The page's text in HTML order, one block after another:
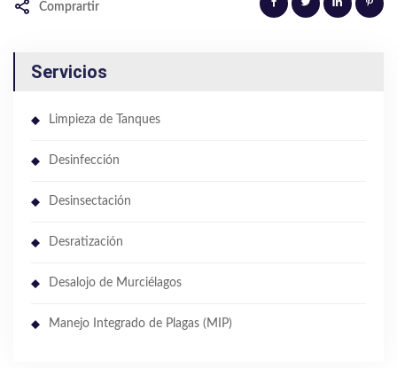
Comprartir
Servicios
Limpieza de Tanques
Desinfección
Desinsectación
Desratización
Desalojo de Murciélagos
Manejo Integrado de Plagas (MIP)